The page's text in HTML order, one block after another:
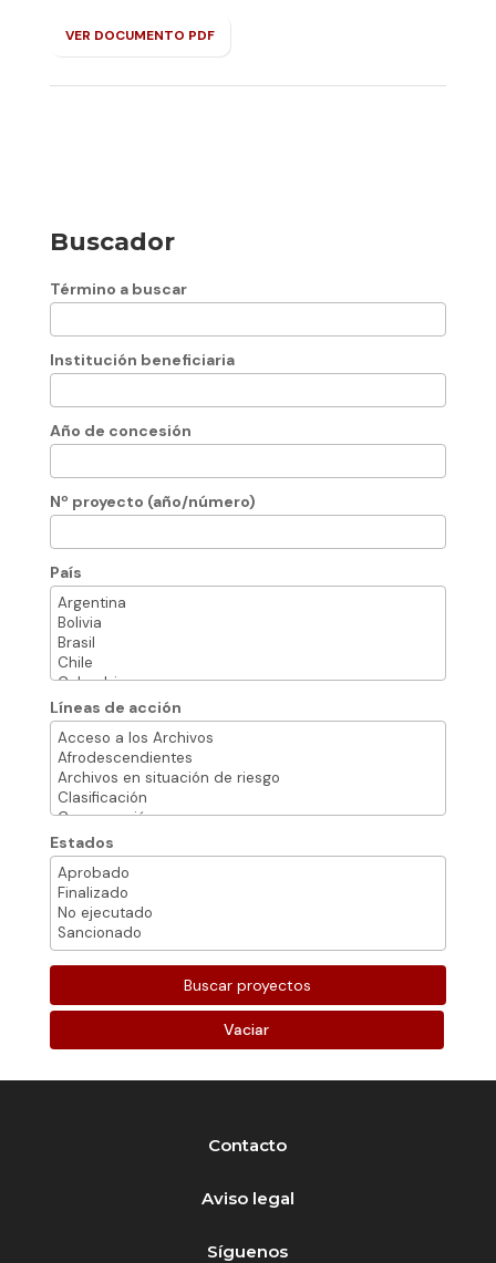
VER DOCUMENTO PDF
Buscador
Término a buscar
Institución beneficiaria
Año de concesión
Nº proyecto (año/número)
País
Líneas de acción
Estados
Vaciar
Contacto
Aviso legal
Síguenos